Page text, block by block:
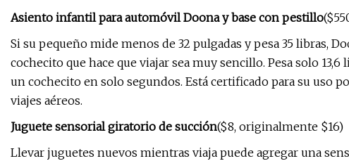
Asiento infantil para automóvil Doona y base con pestillo
Si su pequeño mide menos de 32 pulgadas y pesa 35 libras,
cochecito que hace que viajar sea muy sencillo. Pesa solo
un cochecito en solo segundos. Está certificado para su uso
viajes aéreos.
Juguete sensorial giratorio de succión($8, originalmente $16)
Llevar juguetes nuevos mientras viaja puede agregar una